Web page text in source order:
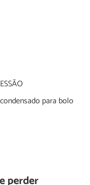
para bolo
perder